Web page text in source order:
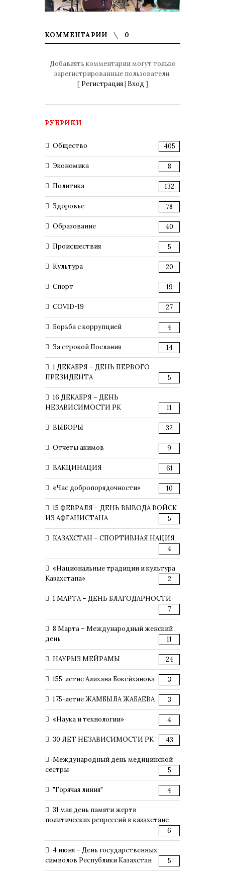
КОММЕНТАРИИ 0
Добавлять комментарии могут только
зарегистрированные пользователи.
[ Регистрация| Вход ]
РУБРИКИ
Общество 405
Экономика 8
Политика 132
Здоровье 78
Образование 40
Происшествия 5
Культура 20
Спорт 19
COVID-19 27
Борьба с коррупцией 4
За строкой Послания 14
1 ДЕКАБРЯ – ДЕНЬ ПЕРВОГО
ПРЕЗИДЕНТА
5
16 ДЕКАБРЯ – ДЕНЬ
НЕЗАВИСИМОСТИ РК
11
ВЫБОРЫ 32
Отчеты акимов 9
ВАКЦИНАЦИЯ 61
«Час добропорядочности» 10
15 ФЕВРАЛЯ – ДЕНЬ ВЫВОДА ВОЙСК
ИЗ АФГАНИСТАНА
5
КАЗАХСТАН – СПОРТИВНАЯ НАЦИЯ
4
«Национальные традиции и культура
Казахстана»
2
1 МАРТА – ДЕНЬ БЛАГОДАРНОСТИ
7
8 Марта – Международный женский
день
11
НАУРЫЗ МЕЙРАМЫ 24
155-летие Алихана Бокейханова 3
175-летие ЖАМБЫЛА ЖАБАЕВА 3
«Наука и технологии» 4
30 ЛЕТ НЕЗАВИСИМОСТИ РК 43
Международный день медицинской
сестры
5
"Горячая линия" 4
31 мая день памяти жертв
политических репрессий в казахстане
6
4 июня – День государственных
символов Республики Казахстан
5